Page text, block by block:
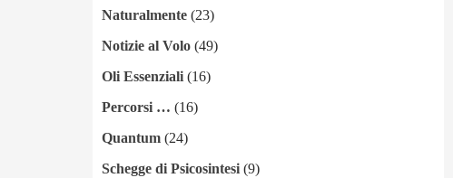
Naturalmente(23)
Notizie al Volo(49)
Oli Essenziali(16)
Percorsi … (16)
Quantum(24)
Schegge di Psicosintesi(9)